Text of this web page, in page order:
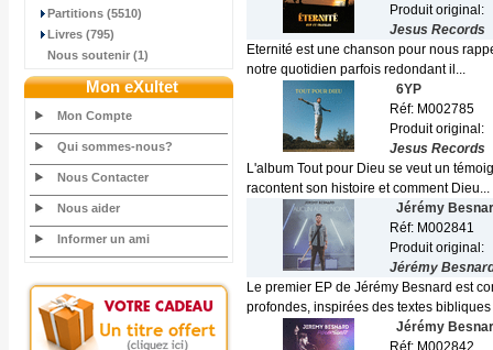
Partitions (5510)
Livres (795)
Nous soutenir (1)
Mon eXultet
Mon Compte
Qui sommes-nous?
Nous Contacter
Nous aider
Informer un ami
Produit original:
Jesus Records
Eternité est une chanson pour nous
notre quotidien parfois redondant il...
6YP
Réf: M002785
Produit original:
Jesus Records
L'album Tout pour Dieu se veut un
racontent son histoire et comment Dieu...
Jérémy
Réf: M002841
Produit original:
Jérémy
Le premier EP de Jérémy Besnard est
profondes, inspirées des textes bibliques
Jérémy
Réf: M002842